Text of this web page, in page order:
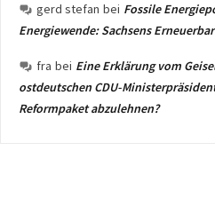
gerd stefan bei Fossile
Energiewende: Sachsens
fra bei Eine Erklärung vom
ostdeutschen CDU-
Reformpaket abzulehnen?